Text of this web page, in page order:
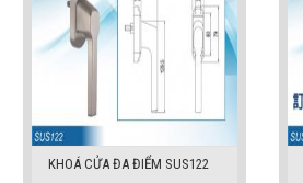
KHOÁ CỬA ĐA ĐIỂM SUS122